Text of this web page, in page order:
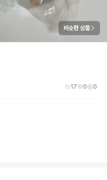
비슷한 상품
17 0 0